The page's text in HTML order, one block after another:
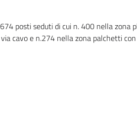
posti seduti di cui n. 400 nella zona
cavo e n.274 nella zona palchetti con